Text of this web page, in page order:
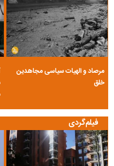
مرصاد و الهیات سیاسی مجاهدین
خلق
فیلم‌گردی